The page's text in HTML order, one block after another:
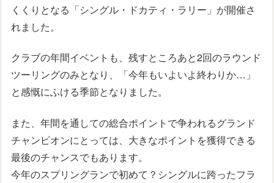
くくりとなる「シングル・ドカティ・ラリー」が開催さ
れました。
クラブの年間イベントも、残すところあと2回のラウンド
ツーリングのみとなり、「今年もいよいよ終わりか…」
と感慨にふける季節となりました。
また、年間を通しての総合ポイントで争われるグランド
チャンピオンにとっては、大きなポイントを獲得できる
最後のチャンスでもあります。
今年のスプリングランで初めて？シングルに跨ったフラ